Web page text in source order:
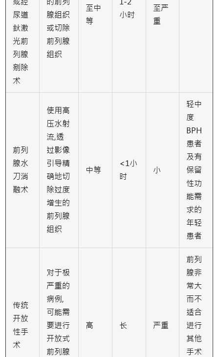
尿道
鈥激
光前
列腺
剜除
术
腺组织
或切除
前列腺
组织
至中
等
小时
至严
重
前列
腺水
刀消
融术
使用高
压水射
流,透
过影像
引导精
确地切
除过度
增生的
前列腺
组织
中等
<1小
时
小
轻中
度
BPH
患者
及有
保留
性功
能需
求的
年轻
患者
传统
开放
性手
术
对于极
严重的
病例,
可能需
要进行
开放式
前列腺
高 长 严重
前列
腺非
常大
而不
适合
进行
其他
手术